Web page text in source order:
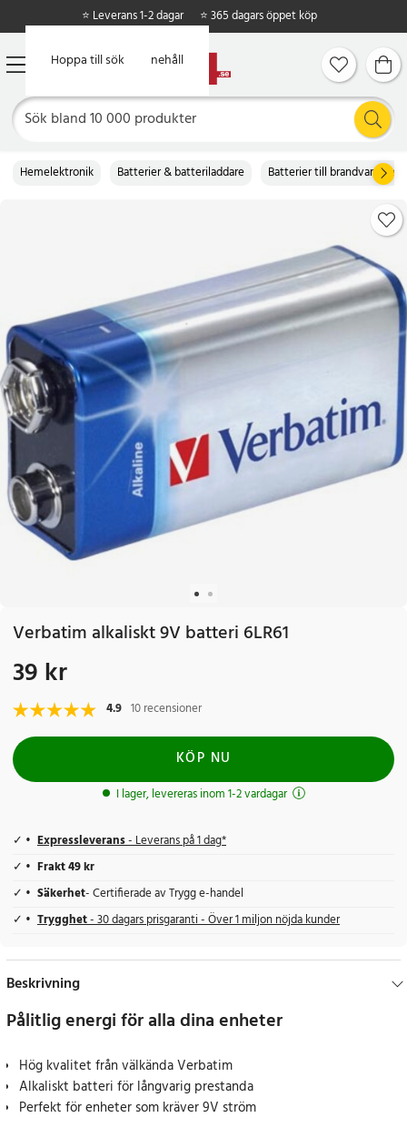
Hoppa till huvudinnehåll
Hoppa till sök
⭐ Leverans 1-2 dagar ⭐ 365 dagars öppet köp
Hemelektronik Batterier & batteriladdare Batterier till brandvarnare
Verbatim alkaliskt 9V batteri 6LR61
Pris: 39 kr
39 kr
4.9 10 recensioner
KÖP NU
I lager, levereras inom 1-2 vardagar
Expressleverans- Leverans på 1 dag*
Frakt 49 kr
Säkerhet- Certifierade av Trygg e-handel
Trygghet- 30 dagars prisgaranti - Över 1 miljon nöjda kunder
Beskrivning
Pålitlig energi för alla dina enheter
Hög kvalitet från välkända Verbatim
Alkaliskt batteri för långvarig prestanda
Perfekt för enheter som kräver 9V ström